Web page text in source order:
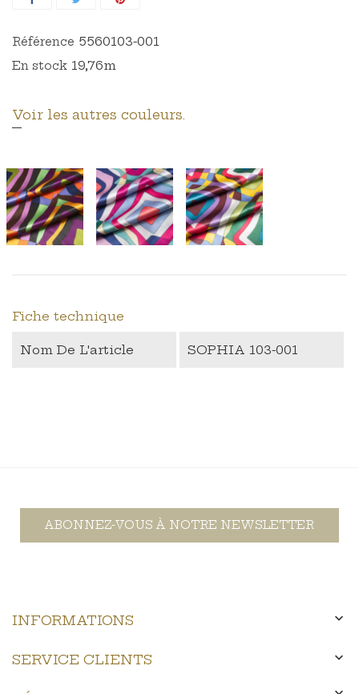
Référence 5560103-001
En stock 19,76m
Voir les autres couleurs.
Fiche technique
Nom De L'article SOPHIA 103-001
ABONNEZ-VOUS À NOTRE NEWSLETTER
INFORMATIONS 
SERVICE CLIENTS 